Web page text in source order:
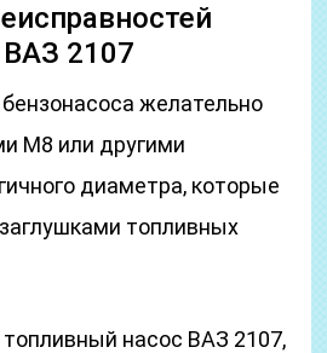
ВАЗ 2107
желательно
М8 или другими
диаметра, которые
топливных
насос ВАЗ 2107,